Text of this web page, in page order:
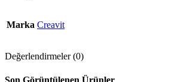
Marka Creavit
Değerlendirmeler (0)
Son Görüntülenen Ürünler